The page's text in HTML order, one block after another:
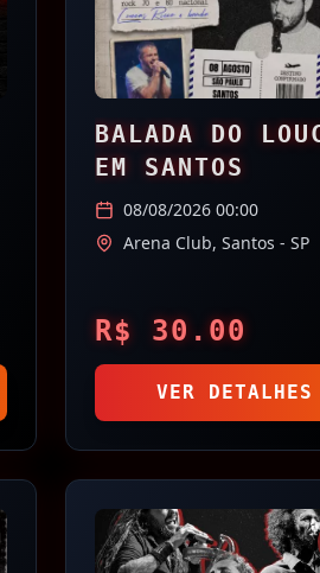
BALADA DO
EM SANTOS
08/08/2026 00:00
Arena Club, Santos - SP
R$ 30.00
VER DETALHES